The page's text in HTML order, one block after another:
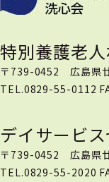
特別養護老
〒739-0452 広島県
TEL.0829-55-0112
デイサービ
〒739-0452 広島県
TEL.0829-55-2020